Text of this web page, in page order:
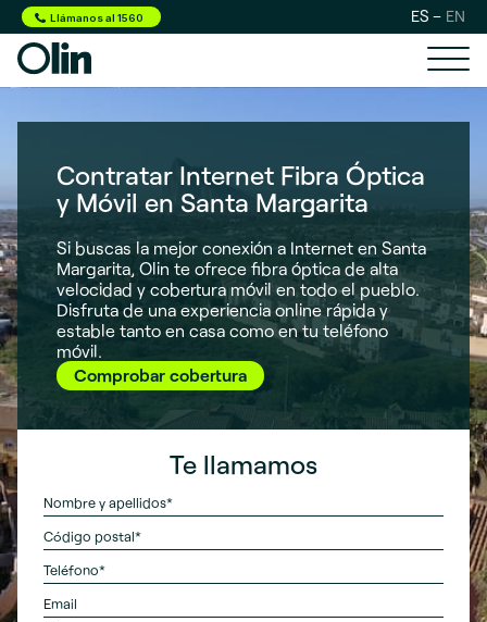
Llámanos al 1560 ES EN
Contratar Internet Fibra Óptica
y Móvil en Santa Margarita
Si buscas la mejor conexión a Internet en Santa
Margarita, Olin te ofrece fibra óptica de alta
velocidad y cobertura móvil en todo el pueblo.
Disfruta de una experiencia online rápida y
estable tanto en casa como en tu teléfono
móvil.
Comprobar cobertura
Te llamamos